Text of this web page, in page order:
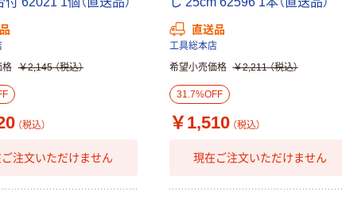
格 ￥2,145 （税込）
（税込）
注文いただけません
直送品
工具総本店
希望小売価格 ￥2,211 （税込）
31.7%OFF
￥1,510 （税込）
現在ご注文いただけません